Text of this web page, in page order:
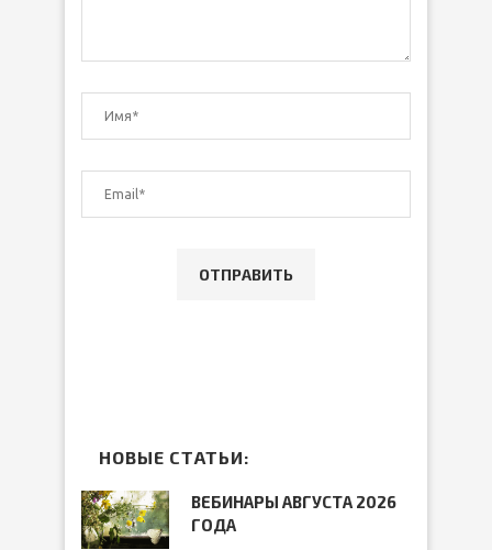
НОВЫЕ СТАТЬИ:
ВЕБИНАРЫ АВГУСТА 2026
ГОДА